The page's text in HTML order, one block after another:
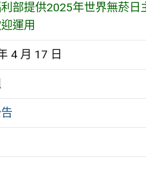
部提供2025年世界無菸日
運用
4 月 17 日